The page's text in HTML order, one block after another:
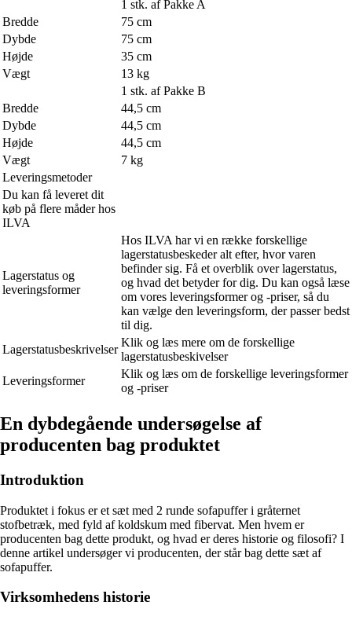
1 stk. af Pakke A
Bredde
75 cm
Dybde
75 cm
Højde
35 cm
Vægt
13 kg
1 stk. af Pakke B
Bredde
44,5 cm
Dybde
44,5 cm
Højde
44,5 cm
Vægt
7 kg
Leveringsmetoder
Du kan få leveret dit
køb på flere måder hos
ILVA
Lagerstatus og
leveringsformer
Hos ILVA har vi en række forskellige
lagerstatusbeskeder alt efter, hvor varen
befinder sig. Få et overblik over lagerstatus,
og hvad det betyder for dig. Du kan også læse
om vores leveringsformer og -priser, så du
kan vælge den leveringsform, der passer bedst
til dig.
Lagerstatusbeskrivelser
Klik og læs mere om de forskellige
lagerstatusbeskivelser
Leveringsformer
Klik og læs om de forskellige leveringsformer
og -priser
En dybdegående undersøgelse af
producenten bag produktet
Introduktion
Produktet i fokus er et sæt med 2 runde sofapuffer i gråternet
stofbetræk, med fyld af koldskum med fibervat. Men hvem er
producenten bag dette produkt, og hvad er deres historie og filosofi? I
denne artikel undersøger vi producenten, der står bag dette sæt af
sofapuffer.
Virksomhedens historie